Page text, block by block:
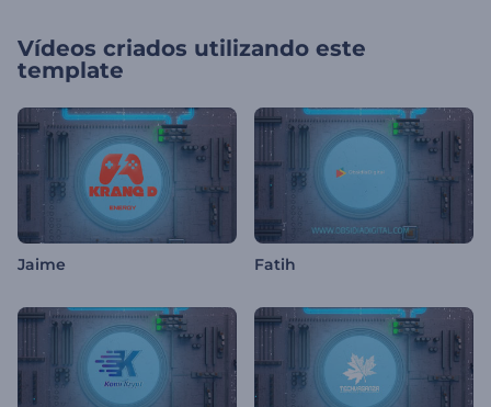
Vídeos criados utilizando este
template
Jaime Fatih